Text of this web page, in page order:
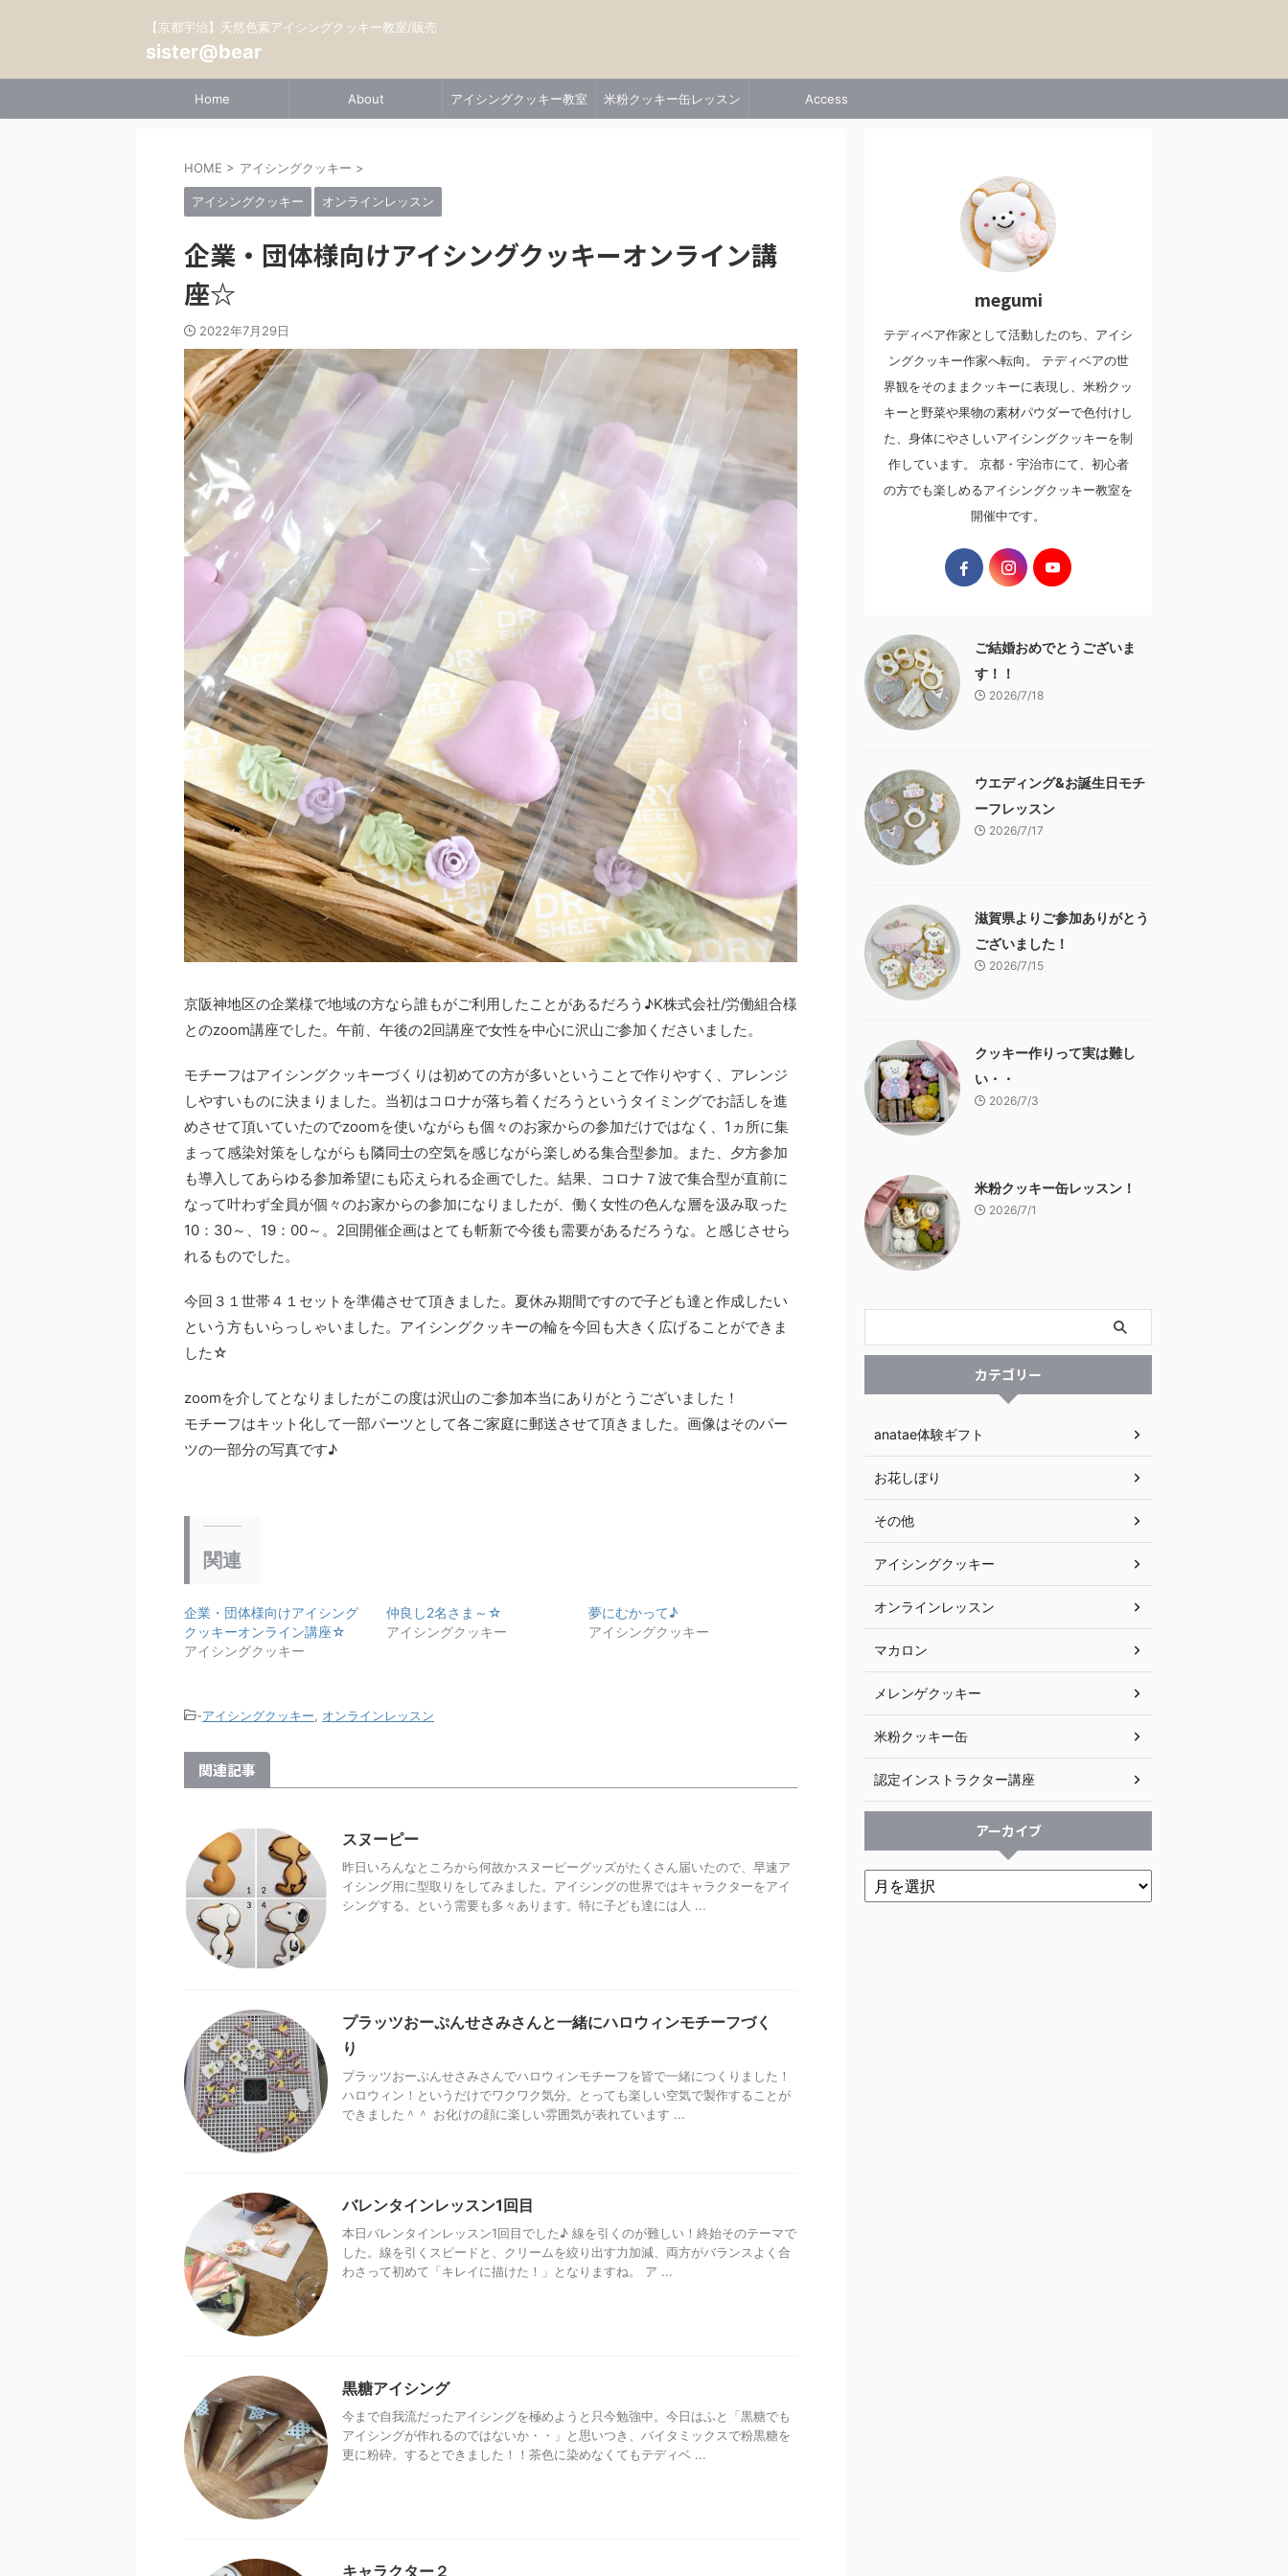
【京都宇治】天然色素アイシングクッキー教室/販売
sister@bear
Home About アイシングクッキー教室 米粉クッキー缶レッスン Access
HOME > アイシングクッキー >
アイシングクッキー オンラインレッスン
企業・団体様向けアイシングクッキーオンライン講
座☆
2022年7月29日
京阪神地区の企業様で地域の方なら誰もがご利用したことがあるだろう♪K株式会社/労働組合様
とのzoom講座でした。午前、午後の2回講座で女性を中心に沢山ご参加くださいました。
モチーフはアイシングクッキーづくりは初めての方が多いということで作りやすく、アレンジ
しやすいものに決まりました。当初はコロナが落ち着くだろうというタイミングでお話しを進
めさせて頂いていたのでzoomを使いながらも個々のお家からの参加だけではなく、1ヵ所に集
まって感染対策をしながらも隣同士の空気を感じながら楽しめる集合型参加。また、夕方参加
も導入してあらゆる参加希望にも応えられる企画でした。結果、コロナ７波で集合型が直前に
なって叶わず全員が個々のお家からの参加になりましたが、働く女性の色んな層を汲み取った
10：30～、19：00～。2回開催企画はとても斬新で今後も需要があるだろうな。と感じさせら
れるものでした。
今回３１世帯４１セットを準備させて頂きました。夏休み期間ですので子ども達と作成したい
という方もいらっしゃいました。アイシングクッキーの輪を今回も大きく広げることができま
した☆
zoomを介してとなりましたがこの度は沢山のご参加本当にありがとうございました！
モチーフはキット化して一部パーツとして各ご家庭に郵送させて頂きました。画像はそのパー
ツの一部分の写真です♪
関連
企業・団体様向けアイシング
クッキーオンライン講座☆
アイシングクッキー
仲良し2名さま～☆
アイシングクッキー
夢にむかって♪
アイシングクッキー
-アイシングクッキー オンラインレッスン
関連記事
スヌーピー
昨日いろんなところから何故かスヌーピーグッズがたくさん届いたので、早速ア
イシング用に型取りをしてみました。アイシングの世界ではキャラクターをアイ
シングする。という需要も多々あります。特に子ども達には人 ...
プラッツおーぷんせさみさんと一緒にハロウィンモチーフづく
り
プラッツおーぷんせさみさんでハロウィンモチーフを皆で一緒につくりました！
ハロウィン！というだけでワクワク気分。とっても楽しい空気で製作することが
できました＾＾ お化けの顔に楽しい雰囲気が表れています ...
バレンタインレッスン1回目
本日バレンタインレッスン1回目でした♪ 線を引くのが難しい！終始そのテーマで
した。線を引くスピードと、クリームを絞り出す力加減、両方がバランスよく合
わさって初めて「キレイに描けた！」となりますね。 ア ...
黒糖アイシング
今まで自我流だったアイシングを極めようと只今勉強中。今日はふと「黒糖でも
アイシングが作れるのではないか・・」と思いつき、バイタミックスで粉黒糖を
更に粉砕。するとできました！！茶色に染めなくてもテディベ ...
キャラクター２
megumi
テディベア作家として活動したのち、アイシ
ングクッキー作家へ転向。 テディベアの世
界観をそのままクッキーに表現し、米粉クッ
キーと野菜や果物の素材パウダーで色付けし
た、身体にやさしいアイシングクッキーを制
作しています。 京都・宇治市にて、初心者
の方でも楽しめるアイシングクッキー教室を
開催中です。
ご結婚おめでとうございま
す！！
2026/7/18
ウエディング&お誕生日モチ
ーフレッスン
2026/7/17
滋賀県よりご参加ありがとう
ございました！
2026/7/15
クッキー作りって実は難し
い・・
2026/7/3
米粉クッキー缶レッスン！
2026/7/1
カテゴリー
anatae体験ギフト
お花しぼり
その他
アイシングクッキー
オンラインレッスン
マカロン
メレンゲクッキー
米粉クッキー缶
認定インストラクター講座
アーカイブ